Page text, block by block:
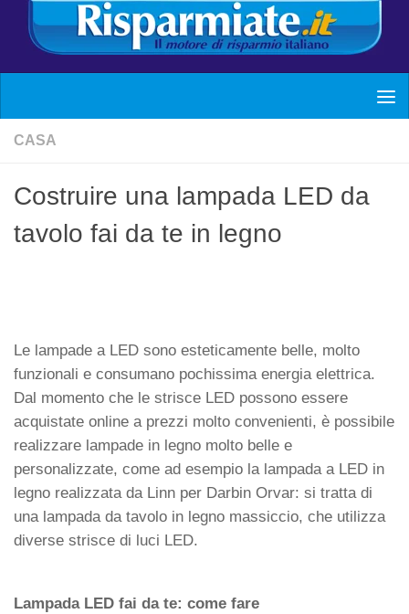
CASA
Costruire una lampada LED da
tavolo fai da te in legno
Le lampade a LED sono esteticamente belle, molto
funzionali e consumano pochissima energia elettrica.
Dal momento che le strisce LED possono essere
acquistate online a prezzi molto convenienti, è possibile
realizzare lampade in legno molto belle e
personalizzate, come ad esempio la lampada a LED in
legno realizzata da Linn per Darbin Orvar: si tratta di
una lampada da tavolo in legno massiccio, che utilizza
diverse strisce di luci LED.
Lampada LED fai da te: come fare